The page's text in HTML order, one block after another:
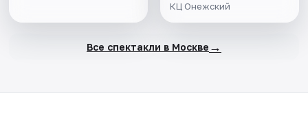
КЦ Онежский
Все спектакли в Москве →